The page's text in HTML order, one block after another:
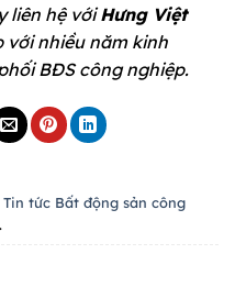
liên hệ vớiHưng Việt
với nhiều năm kinh
BĐS công nghiệp.
Tin tức Bất động sản công
.